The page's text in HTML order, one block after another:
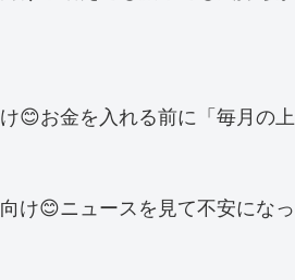
😊お金を入れる前に「毎月の
け😊ニュースを見て不安にな